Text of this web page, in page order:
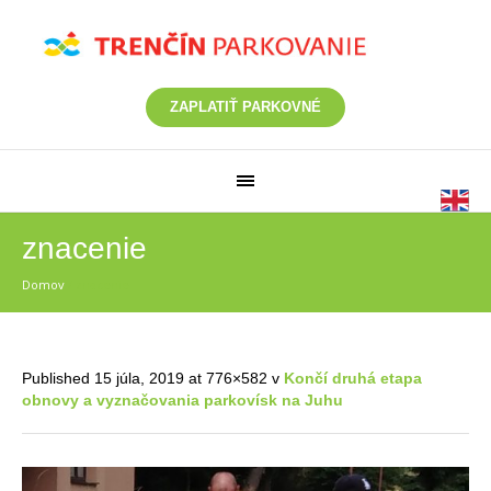
ZAPLATIŤ PARKOVNÉ
znacenie
Domov
Published 15 júla, 2019 at 776×582 v Končí druhá etapa
obnovy a vyznačovania parkovísk na Juhu